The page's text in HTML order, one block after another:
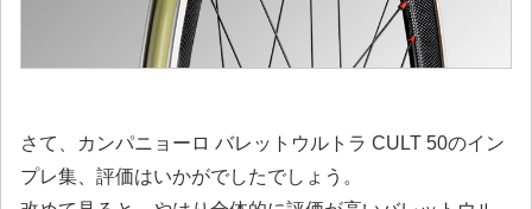
さて、カンパニョーロ バレットウルトラ CULT 50のイン
プレ集、評価はいかがでしたでしょう。